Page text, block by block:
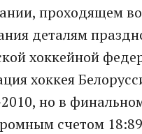
проходящем
деталям
хоккейной
хоккея
но в
счетом